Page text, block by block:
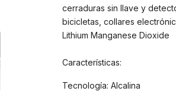
cerraduras sin llave y
bicicletas, collares
Lithium Manganese Dioxide
Características:
Tecnología: Alcalina